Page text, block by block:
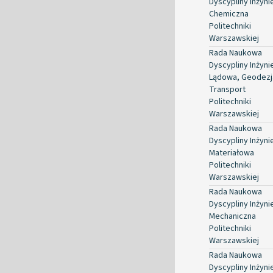
Chemiczna
Politechniki
Warszawskiej
Rada Naukowa
Dyscypliny
Lądowa,
Transport
Politechniki
Warszawskiej
Rada Naukowa
Dyscypliny
Materiałowa
Politechniki
Warszawskiej
Rada Naukowa
Dyscypliny
Mechaniczna
Politechniki
Warszawskiej
Rada Naukowa
Dyscypliny